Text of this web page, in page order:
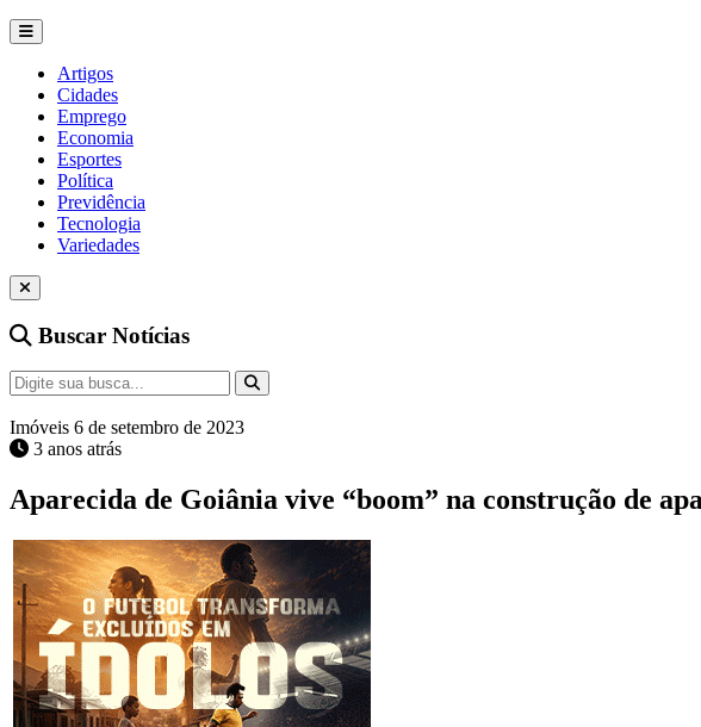
Artigos
Cidades
Emprego
Economia
Esportes
Política
Previdência
Tecnologia
Variedades
Buscar Notícias
Imóveis 6 de setembro de 2023
3 anos atrás
Aparecida de Goiânia vive “boom” na construção de